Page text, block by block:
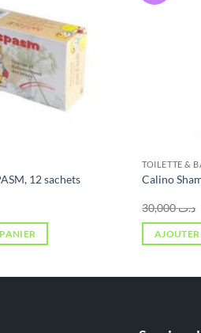
12 sachets
TOILETTE &
Calino
د.ت30,000